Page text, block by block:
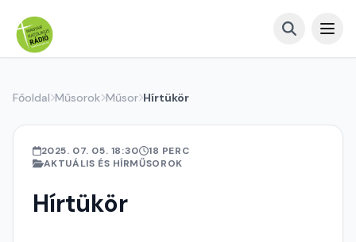
Főoldal Műsorok Műsor Hírtükör
2025. 07. 05. 18:30
18 PERC
AKTUÁLIS ÉS HÍRMŰSOROK
Hírtükör